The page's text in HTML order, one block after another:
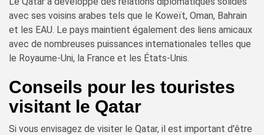
avec ses voisins arabes tels que le Koweït, Oman, Bahrain
et les EAU. Le pays maintient également des liens amicaux
avec de nombreuses puissances internationales telles que
le Royaume-Uni, la France et les États-Unis.
Conseils pour les touristes
visitant le Qatar
Si vous envisagez de visiter le Qatar, il est important d'être